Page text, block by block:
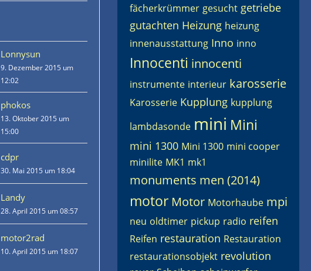
Lonnysun
9. Dezember 2015 um
12:02
phokos
13. Oktober 2015 um
15:00
cdpr
30. Mai 2015 um 18:04
Landy
28. April 2015 um 08:57
motor2rad
10. April 2015 um 18:07
fächerkrümmer gesucht getriebe
gutachten Heizung heizung
innenausstattung Inno inno
Innocenti innocenti
instrumente interieur karosserie
Karosserie Kupplung kupplung
lambdasonde mini Mini
mini 1300 Mini 1300 mini cooper
minilite MK1 mk1
monuments men (2014)
motor Motor Motorhaube mpi
neu oldtimer pickup radio reifen
Reifen restauration Restauration
restaurationsobjekt revolution